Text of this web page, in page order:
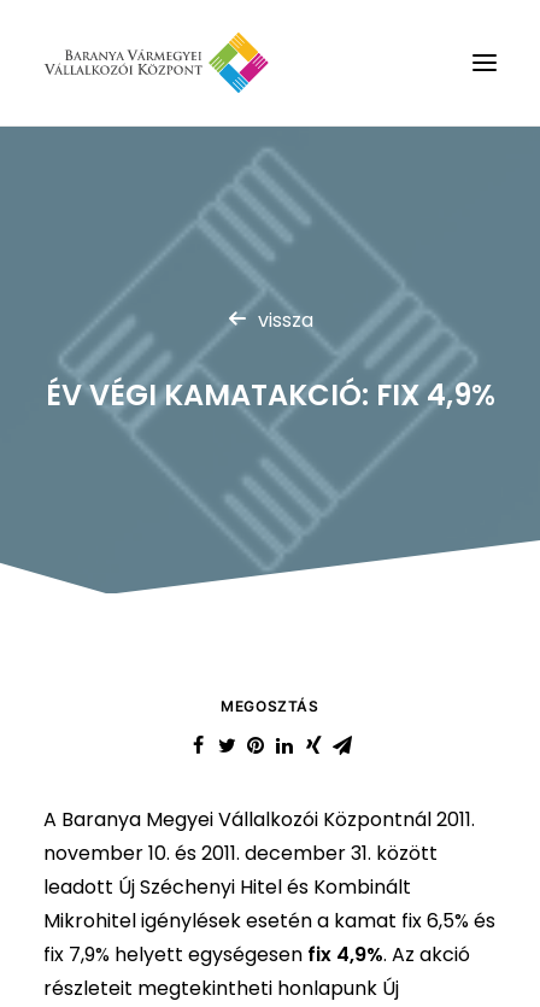
Rólunk
Szolgáltatások
Hírek
Partnerek
Kapcsolat
Keresés
vissza
ÉV VÉGI KAMATAKCIÓ: FIX 4,9%
MEGOSZTÁS
A Baranya Megyei Vállalkozói Központnál 2011.
november 10. és 2011. december 31. között
leadott Új Széchenyi Hitel és Kombinált
Mikrohitel igénylések esetén a kamat fix 6,5% és
fix 7,9% helyett egységesen fix 4,9%. Az akció
részleteit megtekintheti honlapunk Új